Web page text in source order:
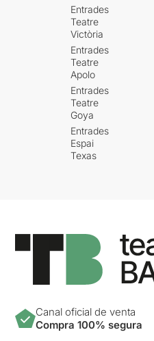
Entrades
Teatre
Victòria
Entrades
Teatre
Apolo
Entrades
Teatre
Goya
Entrades
Espai
Texas
Canal oficial de venta
Compra 100% segura